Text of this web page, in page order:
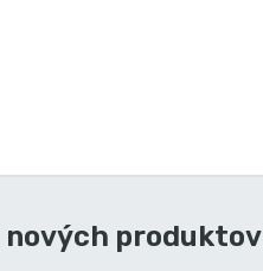
nových produktov